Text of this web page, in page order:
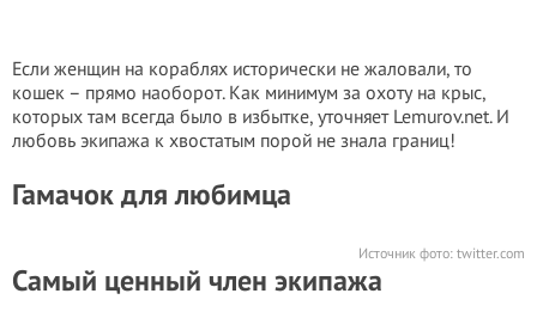
Если женщин на кораблях исторически не жаловали, то
кошек – прямо наоборот. Как минимум за охоту на крыс,
которых там всегда было в избытке, уточняет Lemurov.net. И
любовь экипажа к хвостатым порой не знала границ!
Гамачок для любимца
Источник фото: twitter.com
Самый ценный член экипажа